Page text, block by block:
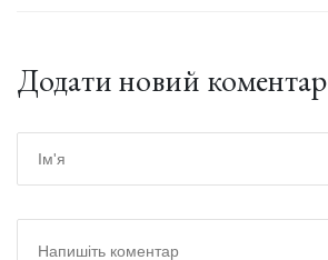
Додати новий коментар